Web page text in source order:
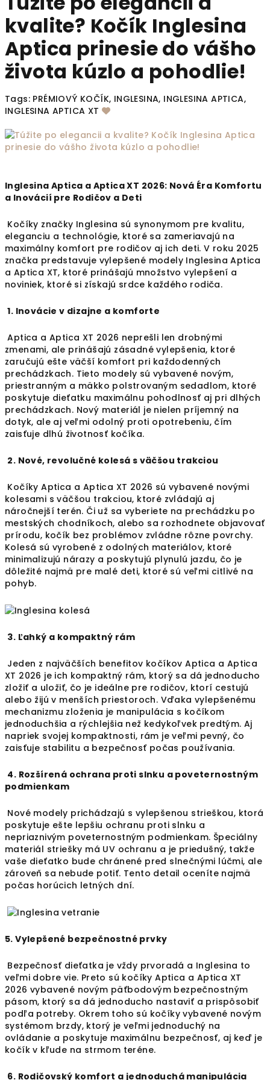
kvalite? Kočík Inglesina
Aptica prinesie do vášho
života kúzlo a pohodlie!
Tags: PRÉMIOVÝ KOČÍK, INGLESINA, INGLESINA APTICA,
INGLESINA APTICA XT
Inglesina Aptica a Aptica XT 2026: Nová Éra Komfortu
a Inovácií pre Rodičov a Deti
Kočíky značky Inglesina sú synonymom pre kvalitu,
eleganciu a technológie, ktoré sa zameriavajú na
maximálny komfort pre rodičov aj ich deti. V roku 2025
značka predstavuje vylepšené modely Inglesina Aptica
a Aptica XT, ktoré prinášajú množstvo vylepšení a
noviniek, ktoré si získajú srdce každého rodiča.
1. Inovácie v dizajne a komforte
Aptica a Aptica XT 2026 neprešli len drobnými
zmenami, ale prinášajú zásadné vylepšenia, ktoré
zaručujú ešte väčší komfort pri každodenných
prechádzkach. Tieto modely sú vybavené novým,
priestranným a mäkko polstrovaným sedadlom, ktoré
poskytuje dieťatku maximálnu pohodlnosť aj pri dlhých
prechádzkach. Nový materiál je nielen príjemný na
dotyk, ale aj veľmi odolný proti opotrebeniu, čím
zaisťuje dlhú životnosť kočíka.
2. Nové, revolučné kolesá s väčšou trakciou
Kočíky Aptica a Aptica XT 2026 sú vybavené novými
kolesami s väčšou trakciou, ktoré zvládajú aj
náročnejší terén. Či už sa vyberiete na prechádzku po
mestských chodníkoch, alebo sa rozhodnete objavovať
prírodu, kočík bez problémov zvládne rôzne povrchy.
Kolesá sú vyrobené z odolných materiálov, ktoré
minimalizujú nárazy a poskytujú plynulú jazdu, čo je
dôležité najmä pre malé deti, ktoré sú veľmi citlivé na
pohyb.
3. Ľahký a kompaktný rám
Jeden z najväčších benefitov kočíkov Aptica a Aptica
XT 2026 je ich kompaktný rám, ktorý sa dá jednoducho
zložiť a uložiť, čo je ideálne pre rodičov, ktorí cestujú
alebo žijú v menších priestoroch. Vďaka vylepšenému
mechanizmu zloženia je manipulácia s kočíkom
jednoduchšia a rýchlejšia než kedykoľvek predtým. Aj
napriek svojej kompaktnosti, rám je veľmi pevný, čo
zaisťuje stabilitu a bezpečnosť počas používania.
4. Rozšírená ochrana proti slnku a poveternostným
podmienkam
Nové modely prichádzajú s vylepšenou strieškou, ktorá
poskytuje ešte lepšiu ochranu proti slnku a
nepriaznivým poveternostným podmienkam. Špeciálny
materiál striešky má UV ochranu a je priedušný, takže
vaše dieťatko bude chránené pred slnečnými lúčmi, ale
zároveň sa nebude potiť. Tento detail oceníte najmä
počas horúcich letných dní.
5. Vylepšené bezpečnostné prvky
Bezpečnosť dieťatka je vždy prvoradá a Inglesina to
veľmi dobre vie. Preto sú kočíky Aptica a Aptica XT
2026 vybavené novým päťbodovým bezpečnostným
pásom, ktorý sa dá jednoducho nastaviť a prispôsobiť
podľa potreby. Okrem toho sú kočíky vybavené novým
systémom brzdy, ktorý je veľmi jednoduchý na
ovládanie a poskytuje maximálnu bezpečnosť, aj keď je
kočík v kľude na strmom teréne.
6. Rodičovský komfort a jednoduchá manipulácia